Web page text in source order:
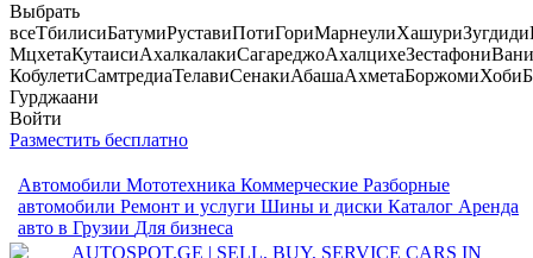
Выбрать
всеТбилисиБатумиРуставиПотиГориМарнеулиХашуриЗугдиди
МцхетаКутаисиАхалкалакиСагареджоАхалцихеЗестафониВани
КобулетиСамтредиаТелавиСенакиАбашаАхметаБоржомиХоби
Гурджаани
Войти
Разместить бесплатно
Автомобили Мототехника Коммерческие Разборные
автомобили Ремонт и услуги Шины и диски Каталог Аренда
авто в Грузии Для бизнеса